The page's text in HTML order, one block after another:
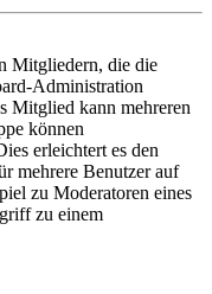
Mitgliedern, die die
Administration
Mitglied kann mehreren
können
erleichtert es den
mehrere Benutzer auf
zu Moderatoren eines
zu einem